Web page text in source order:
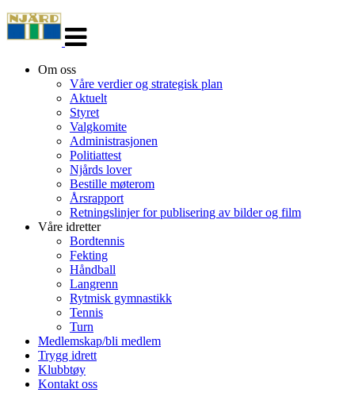
navigasjon
Om oss
Våre verdier og strategisk plan
Aktuelt
Styret
Valgkomite
Administrasjonen
Politiattest
Njårds lover
Bestille møterom
Årsrapport
Retningslinjer for publisering av bilder og film
Våre idretter
Bordtennis
Fekting
Håndball
Langrenn
Rytmisk gymnastikk
Tennis
Turn
Medlemskap/bli medlem
Trygg idrett
Klubbtøy
Kontakt oss